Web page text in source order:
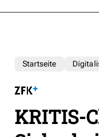
Startseite
KRITIS-